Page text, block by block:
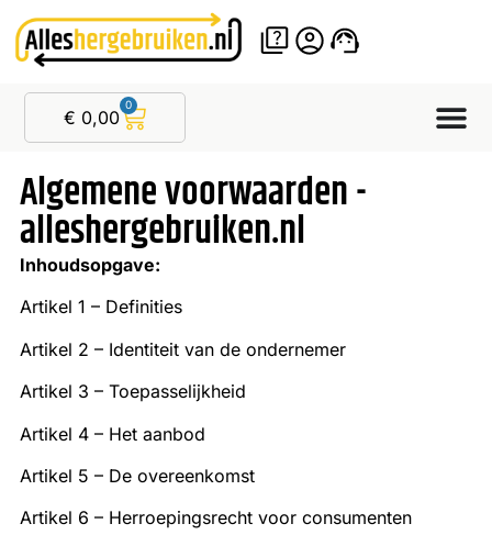
€ 0,00
0
Algemene voorwaarden -
alleshergebruiken.nl
Inhoudsopgave:
Artikel 1 – Definities
Artikel 2 – Identiteit van de ondernemer
Artikel 3 – Toepasselijkheid
Artikel 4 – Het aanbod
Artikel 5 – De overeenkomst
Artikel 6 – Herroepingsrecht voor consumenten